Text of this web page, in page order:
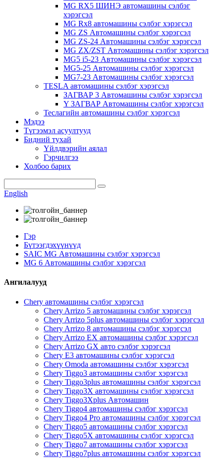
MG RX5 ШИНЭ автомашины сэлбэг
хэрэгсэл
MG Rx8 автомашины сэлбэг хэрэгсэл
MG ZS Автомашины сэлбэг хэрэгсэл
MG ZS-24 Автомашины сэлбэг хэрэгсэл
MG ZX/ZST Автомашины сэлбэг хэрэгсэл
MG5 i5-23 Автомашины сэлбэг хэрэгсэл
MG5-25 Автомашины сэлбэг хэрэгсэл
MG7-23 Автомашины сэлбэг хэрэгсэл
TESLA автомашины сэлбэг хэрэгсэл
ЗАГВАР 3 Автомашины сэлбэг хэрэгсэл
Y ЗАГВАР Автомашины сэлбэг хэрэгсэл
Теслагийн автомашины сэлбэг хэрэгсэл
Мэдээ
Түгээмэл асуултууд
Бидний тухай
Үйлдвэрийн аялал
Гэрчилгээ
Холбоо барих
English
Гэр
Бүтээгдэхүүнүүд
SAIC MG Автомашины сэлбэг хэрэгсэл
MG 6 Автомашины сэлбэг хэрэгсэл
Ангилалууд
Chery автомашины сэлбэг хэрэгсэл
Chery Arrizo 5 автомашины сэлбэг хэрэгсэл
Chery Arrizo 5plus автомашины сэлбэг хэрэгсэл
Chery Arrizo 8 автомашины сэлбэг хэрэгсэл
Chery Arrizo EX автомашины сэлбэг хэрэгсэл
Chery Arrizo GX авто сэлбэг хэрэгсэл
Chery E3 автомашины сэлбэг хэрэгсэл
Chery Omoda автомашины сэлбэг хэрэгсэл
Chery Tiggo3 автомашины сэлбэг хэрэгсэл
Chery Tiggo3plus автомашины сэлбэг хэрэгсэл
Chery Tiggo3X автомашины сэлбэг хэрэгсэл
Chery Tiggo3Xplus Автомашин
Chery Tiggo4 автомашины сэлбэг хэрэгсэл
Chery Tiggo4 Pro автомашины сэлбэг хэрэгсэл
Chery Tiggo5 автомашины сэлбэг хэрэгсэл
Chery Tiggo5X автомашины сэлбэг хэрэгсэл
Chery Tiggo7 автомашины сэлбэг хэрэгсэл
Chery Tiggo7plus автомашины сэлбэг хэрэгсэл